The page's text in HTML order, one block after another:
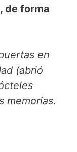
de forma
en
(abrió
memorias.